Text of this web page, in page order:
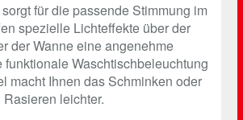
für die passende Stimmung im
spezielle Lichteffekte über der
der Wanne eine angenehme
funktionale Waschtischbeleuchtung
macht Ihnen das Schminken oder
Rasieren leichter.